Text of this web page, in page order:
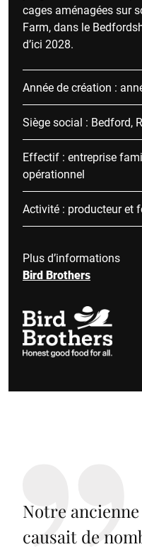
cages aménagées sur
Farm, dans le
d’ici 2028.
Année de création :
Siège social : Bedford,
Effectif : entreprise
opérationnel
Activité : producteur et
Plus d’informations
Bird Brothers
Notre
causait de